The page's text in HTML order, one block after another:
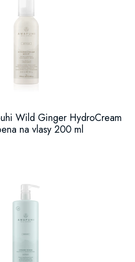
Wild Ginger HydroCream
na vlasy 200 ml